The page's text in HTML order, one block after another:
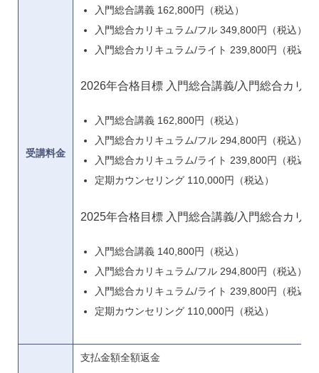
受講料金
入門総合講義 162,800円（税込）
入門総合カリキュラム/フル 349,800円（税込）
入門総合カリキュラム/ライト 239,800円（税込）
2026年合格目標 入門総合講義/入門総合カリ
入門総合講義 162,800円（税込）
入門総合カリキュラム/フル 294,800円（税込）
入門総合カリキュラム/ライト 239,800円（税込）
定期カウンセリング 110,000円（税込）
2025年合格目標 入門総合講義/入門総合カリ
入門総合講義 140,800円（税込）
入門総合カリキュラム/フル 294,800円（税込）
入門総合カリキュラム/ライト 239,800円（税込）
定期カウンセリング 110,000円（税込）
支払金額全額返金